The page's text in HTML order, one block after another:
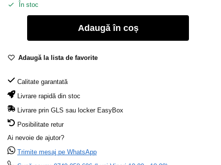
În stoc
Adaugă în coș
Adaugă la lista de favorite
Calitate garantată
Livrare rapidă din stoc
Livrare prin GLS sau locker EasyBox
Posibilitate retur
Ai nevoie de ajutor?
Trimite mesaj pe WhatsApp